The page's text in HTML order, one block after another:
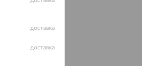
доставка
доставка